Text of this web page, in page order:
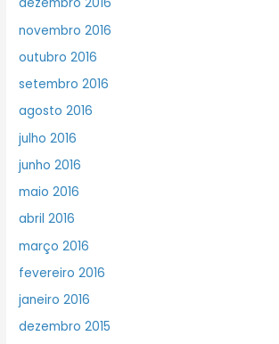
dezembro 2016
novembro 2016
outubro 2016
setembro 2016
agosto 2016
julho 2016
junho 2016
maio 2016
abril 2016
março 2016
fevereiro 2016
janeiro 2016
dezembro 2015